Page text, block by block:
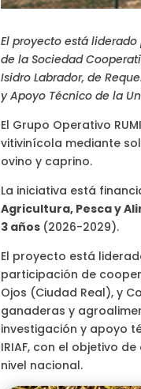
El proyecto está
de la Sociedad
Isidro Labrador, de
y Apoyo Técnico de la
El Grupo Operativo
vitivinícola mediante
ovino y caprino.
La iniciativa está
Agricultura, Pesca y
3 años (2026-2029).
El proyecto está
participación de
Ojos (Ciudad Real), y
ganaderas y
investigación y apoyo
IRIAF, con el objetivo
nivel nacional.